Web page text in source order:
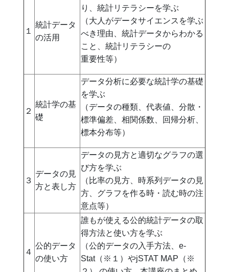
１
統計データ
の活用
り、統計リテラシーを学ぶ
（大人がデータサイエンスを学ぶ
べき理由、統計データからわかる
こと、統計リテラシーの
重要性等）
２
統計学の基
礎
データ分析に必要な統計学の基礎
を学ぶ
（データの種類、代表値、分散・
標準偏差、相関係数、回帰分析、
標本分布等）
３
データの見
方と表し方
データの見方と適切なグラフの選
び方を学ぶ
（比率の見方、時系列データの見
方、グラフを作る時・読む時の注
意点等）
４
公的データ
の使い方
誰もが使える公的統計データの取
得方法と使い方を学ぶ
（公的データの入手方法、e-
Stat（※１）やjSTAT MAP（※